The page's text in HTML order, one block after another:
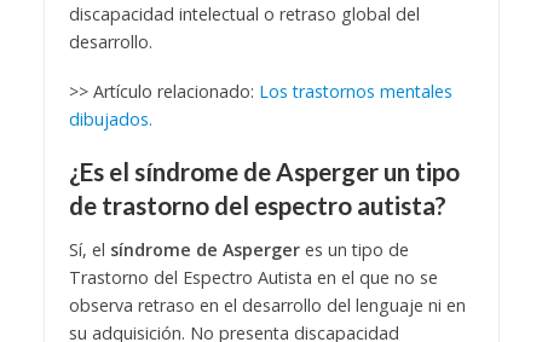
discapacidad intelectual o retraso global del
desarrollo.
>> Artículo relacionado: Los trastornos mentales
dibujados.
¿Es el síndrome de Asperger un tipo
de trastorno del espectro autista?
Sí, el síndrome de Aspergeres un tipo de
Trastorno del Espectro Autista en el que no se
observa retraso en el desarrollo del lenguaje ni en
su adquisición. No presenta discapacidad